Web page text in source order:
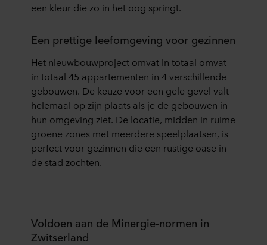
een kleur die zo in het oog springt.
Een prettige leefomgeving voor gezinnen
Het nieuwbouwproject omvat in totaal omvat
in totaal 45 appartementen in 4 verschillende
gebouwen. De keuze voor een gele gevel valt
helemaal op zijn plaats als je de gebouwen in
hun omgeving ziet. De locatie, midden in ruime
groene zones met meerdere speelplaatsen, is
perfect voor gezinnen die een rustige oase in
de stad zochten.
Voldoen aan de Minergie-normen in
Zwitserland